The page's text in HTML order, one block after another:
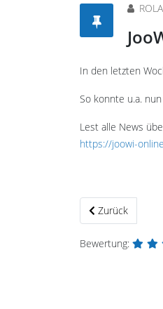
In den letzten
So konnte u.a.
Lest alle News
https://joowi-
Vorheriger
Zurück
Bewertung: